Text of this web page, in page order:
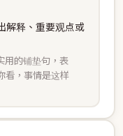
解释、重要观点或
的铺垫句，表
看，事情是这样